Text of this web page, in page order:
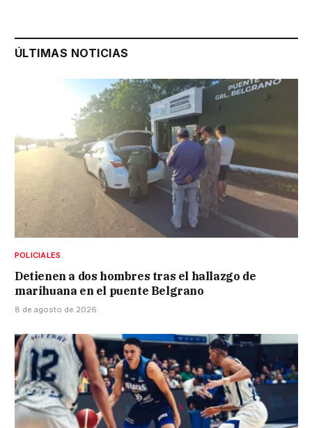
ÚLTIMAS NOTICIAS
POLICIALES
Detienen a dos hombres tras el hallazgo de
marihuana en el puente Belgrano
8 de agosto de 2026